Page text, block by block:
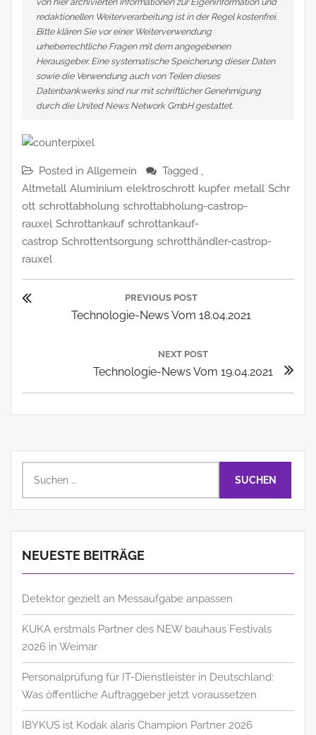
redaktionellen Weiterverarbeitung ist in der Regel kostenfrei.
Bitte klären Sie vor einer Weiterverwendung
urheberrechtliche Fragen mit dem angegebenen
Herausgeber. Eine systematische Speicherung dieser Daten
sowie die Verwendung auch von Teilen dieses
Datenbankwerks sind nur mit schriftlicher Genehmigung
durch die United News Network GmbH gestattet.
Posted in Allgemein
Tagged ,
Altmetall Aluminium elektroschrott kupfer metall Schr
ott schrottabholung schrottabholung-castrop-
rauxel Schrottankauf schrottankauf-
castrop Schrottentsorgung schrotthändler-castrop-
rauxel
PREVIOUS POST
Previous
Technologie-News Vom 18.04.2021
NEXT POST
Next
Post:
Technologie-News Vom 19.04.2021
nach:
NEUESTE BEITRÄGE
Detektor gezielt an Messaufgabe anpassen
KUKA erstmals Partner des NEW bauhaus Festivals
2026 in Weimar
Personalprüfung für IT-Dienstleister in Deutschland:
Was öffentliche Auftraggeber jetzt voraussetzen
IBYKUS ist Kodak alaris Champion Partner 2026